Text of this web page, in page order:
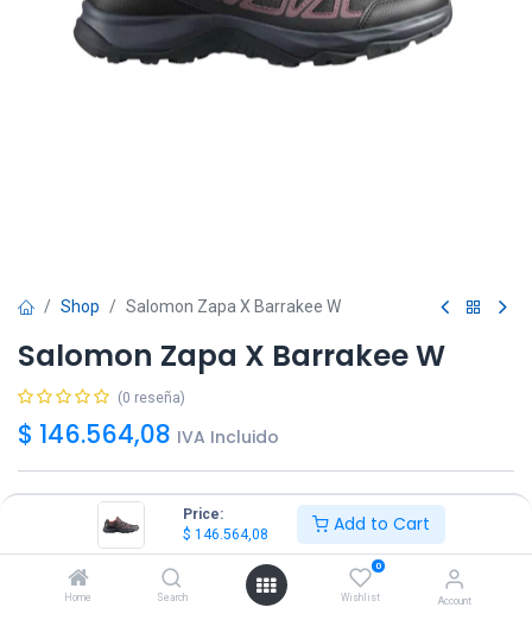
Price:
$ 146.564,08 Add to Cart
Home Search
0
Wishlist Account
Shop Salomon Zapa X Barrakee W
Salomon Zapa X Barrakee W
(0 reseña)
$ 146.564,08 IVA Incluido
Talle
37 39 40
No disponible